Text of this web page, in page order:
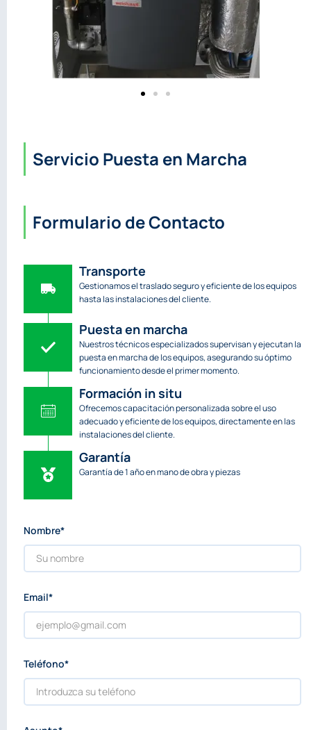
Servicio Puesta en Marcha
Formulario de Contacto
Transporte
Gestionamos el traslado seguro y eficiente de los equipos
hasta las instalaciones del cliente.
Puesta en marcha
Nuestros técnicos especializados supervisan y ejecutan la
puesta en marcha de los equipos, asegurando su óptimo
funcionamiento desde el primer momento.
Formación in situ
Ofrecemos capacitación personalizada sobre el uso
adecuado y eficiente de los equipos, directamente en las
instalaciones del cliente.
Garantía
Garantía de 1 año en mano de obra y piezas
Nombre*
Email*
Teléfono*